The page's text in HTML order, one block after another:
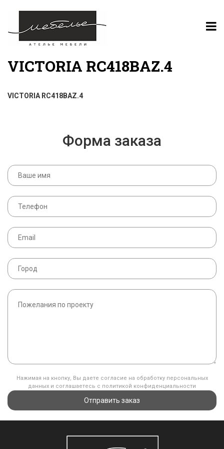
VICTORIA RC418BAZ.4
VICTORIA RC418BAZ.4
Форма заказа
Нажимая на кнопку, Вы даете согласие на обработку персональных
данных и соглашаетесь с политикой конфиденциальности
Отправить заказ